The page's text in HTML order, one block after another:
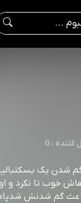
کننده
گم شدن یک
خوب تا نکرد و
گم شدنش